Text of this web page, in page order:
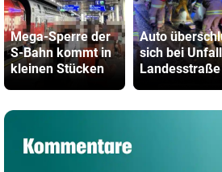
Mega-Sperre der
S-Bahn kommt in
kleinen Stücken
Auto
sich bei
Landesstraße